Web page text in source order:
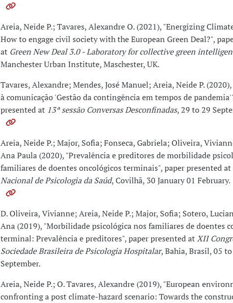
Areia, Neide P.; Tavares, Alexandre O. (2021), "Energizing
How to engage civil society with the European Green Deal?",
at Green New Deal 3.0 - Laboratory for collective green
Manchester Urban Institute, Maschester, UK.
Tavares, Alexandre; Mendes, José Manuel; Areia, Neide P.
à comunicação 'Gestão da contingência em tempos de
presented at 13ª sessão Conversas Desconfinadas, 29 to 29
Areia, Neide P.; Major, Sofia; Fonseca, Gabriela; Oliveira,
Ana Paula (2020), "Prevalência e preditores de morbilidade
familiares de doentes oncológicos terminais", paper presented at
Nacional de Psicologia da Saúd, Covilhã, 30 January 01 February.
D. Oliveira, Vivianne; Areia, Neide P.; Major, Sofia; Sotero,
Ana (2019), "Morbilidade psicológica nos familiares de doentes
terminal: Prevalência e preditores", paper presented atXII
Sociedade Brasileira de Psicologia Hospitalar, Bahia, Brasil, 05
September.
Areia, Neide P.; O. Tavares, Alexandre (2019), "European
confronting a post climate-hazard scenario: Towards the